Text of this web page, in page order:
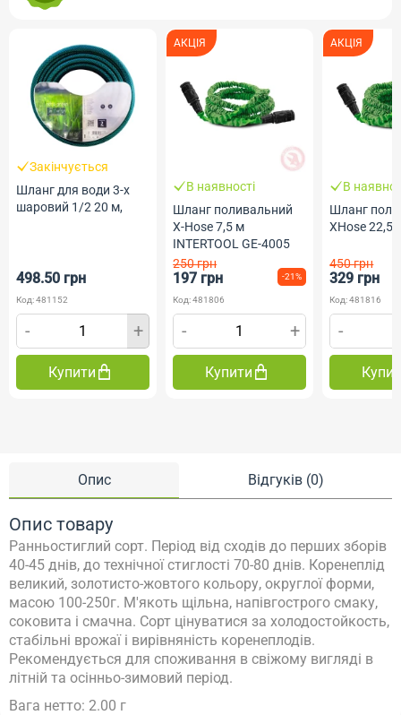
Опис Відгуків (0)
Опис товару
Ранньостиглий сорт. Період від сходів до перших зборів
40-45 днів, до технічної стиглості 70-80 днів. Коренеплід
великий, золотисто-жовтого кольору, округлої форми,
масою 100-250г. М'якоть щільна, напівгострого смаку,
соковита і смачна. Сорт цінуватися за холодостойкость,
стабільні врожаї і вирівняність коренеплодів.
Рекомендується для споживання в свіжому вигляді в
літній та осінньо-зимовий період.
Вага нетто: 2.00 г
Закінчується
Шланг для води 3-х
шаровий 1/2 20 м,
498.50 грн
Код: 481152
- +
Купити
АКЦІЯ
В наявності
Шланг поливальний
X-Hose 7,5 м
INTERTOOL GE-4005
250 грн
197 грн -21%
Код: 481806
- +
Купити
АКЦІЯ
В
Шланг
XHose 22,5
450 грн
329 грн
Код: 481816
-